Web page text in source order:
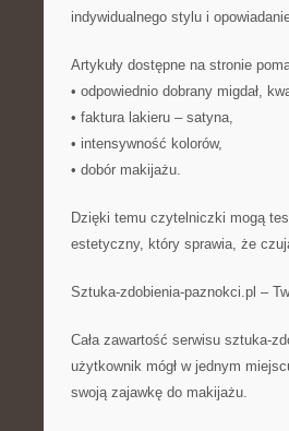
indywidualnego stylu i
Artykuły dostępne na stronie
• odpowiednio dobrany migdał,
• faktura lakieru – satyna,
• intensywność kolorów,
• dobór makijażu.
Dzięki temu czytelniczki mogą
estetyczny, który sprawia, że
Sztuka-zdobienia-paznokci.pl –
Cała zawartość serwisu sztuka-
użytkownik mógł w jednym
swoją zajawkę do makijażu.